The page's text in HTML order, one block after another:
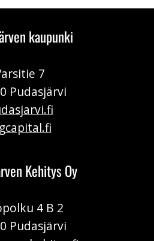
kaupunki
7
Pudasjärvi
Kehitys Oy
4 B 2
Pudasjärvi